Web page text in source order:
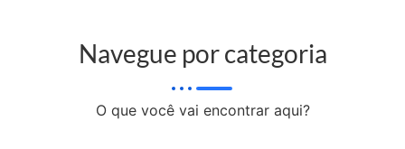
Navegue por categoria
O que você vai encontrar aqui?